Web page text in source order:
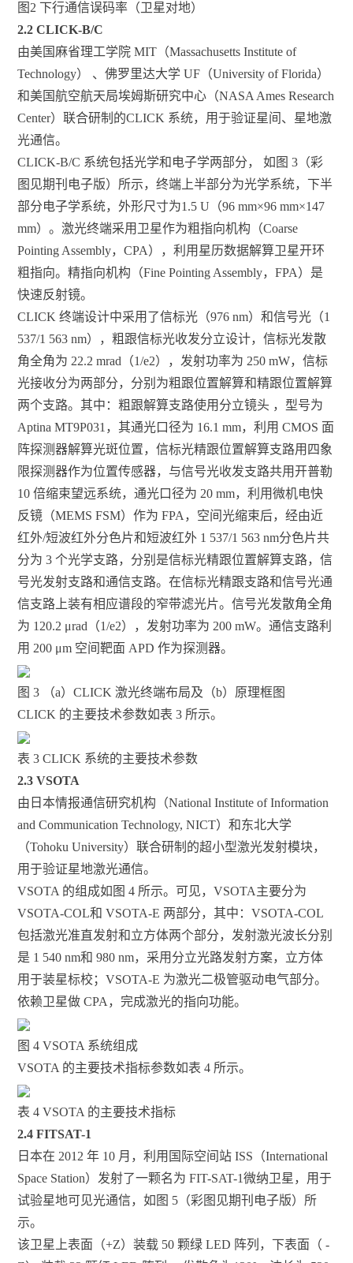
图2 下行通信误码率（卫星对地）
2.2 CLICK-B/C
由美国麻省理工学院 MIT（Massachusetts Institute of
Technology） 、佛罗里达大学 UF（University of Florida）
和美国航空航天局埃姆斯研究中心（NASA Ames Research
Center）联合研制的CLICK 系统，用于验证星间、星地激
光通信。
CLICK-B/C 系统包括光学和电子学两部分， 如图 3（彩
图见期刊电子版）所示，终端上半部分为光学系统，下半
部分电子学系统，外形尺寸为1.5 U（96 mm×96 mm×147
mm）。激光终端采用卫星作为粗指向机构（Coarse
Pointing Assembly，CPA），利用星历数据解算卫星开环
粗指向。精指向机构（Fine Pointing Assembly，FPA）是
快速反射镜。
CLICK 终端设计中采用了信标光（976 nm）和信号光（1
537/1 563 nm），粗跟信标光收发分立设计，信标光发散
角全角为 22.2 mrad（1/e2），发射功率为 250 mW，信标
光接收分为两部分，分别为粗跟位置解算和精跟位置解算
两个支路。其中：粗跟解算支路使用分立镜头 ，型号为
Aptina MT9P031，其通光口径为 16.1 mm，利用 CMOS 面
阵探测器解算光斑位置，信标光精跟位置解算支路用四象
限探测器作为位置传感器，与信号光收发支路共用开普勒
10 倍缩束望远系统，通光口径为 20 mm，利用微机电快
反镜（MEMS FSM）作为 FPA，空间光缩束后，经由近
红外/短波红外分色片和短波红外 1 537/1 563 nm分色片共
分为 3 个光学支路，分别是信标光精跟位置解算支路，信
号光发射支路和通信支路。在信标光精跟支路和信号光通
信支路上装有相应谱段的窄带滤光片。信号光发散角全角
为 120.2 μrad（1/e2），发射功率为 200 mW。通信支路利
用 200 μm 空间靶面 APD 作为探测器。
图 3 （a）CLICK 激光终端布局及（b）原理框图
CLICK 的主要技术参数如表 3 所示。
表 3 CLICK 系统的主要技术参数
2.3 VSOTA
由日本情报通信研究机构（National Institute of Information
and Communication Technology, NICT）和东北大学
（Tohoku University）联合研制的超小型激光发射模块，
用于验证星地激光通信。
VSOTA 的组成如图 4 所示。可见，VSOTA主要分为
VSOTA-COL和 VSOTA-E 两部分，其中：VSOTA-COL
包括激光准直发射和立方体两个部分，发射激光波长分别
是 1 540 nm和 980 nm，采用分立光路发射方案，立方体
用于装星标校；VSOTA-E 为激光二极管驱动电气部分。
依赖卫星做 CPA，完成激光的指向功能。
图 4 VSOTA 系统组成
VSOTA 的主要技术指标参数如表 4 所示。
表 4 VSOTA 的主要技术指标
2.4 FITSAT-1
日本在 2012 年 10 月，利用国际空间站 ISS（International
Space Station）发射了一颗名为 FIT-SAT-1微纳卫星，用于
试验星地可见光通信，如图 5（彩图见期刊电子版）所
示。
该卫星上表面（+Z）装载 50 颗绿 LED 阵列，下表面（ -